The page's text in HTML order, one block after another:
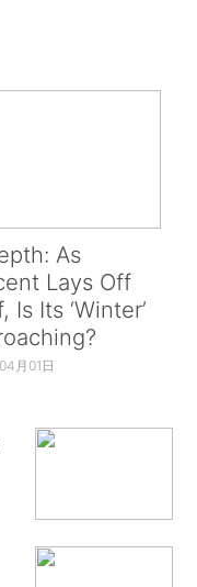
As
Lays Off
Is Its ‘Winter’
月01日